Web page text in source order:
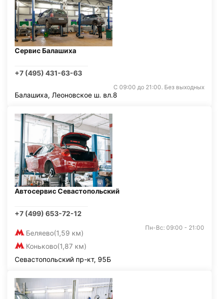
Сервис Балашиха
+7 (495) 431-63-63
С 09:00 до 21:00. Без выходных
Балашиха, Леоновское ш. вл.8
Автосервис Севастопольский
+7 (499) 653-72-12
Беляево(1,59 км)
Коньково(1,87 км)
Пн-Вс: 09:00 - 21:00
Севастопольский пр-кт, 95Б